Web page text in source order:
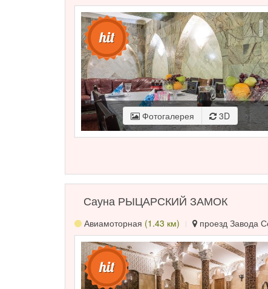
Фотогалерея 3D
Сауна РЫЦАРСКИЙ ЗАМОК
Авиамоторная (1.43 км) проезд Завода